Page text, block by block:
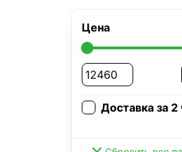
Цена
Доставка за 2